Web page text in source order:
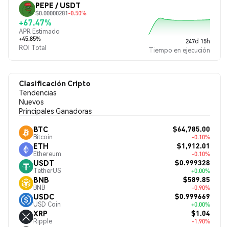
PEPE / USDT
$0.00000281-0.50%
+67.47%
APR Estimado
+45.85%
ROI Total
247d 15h
Tiempo en ejecución
Clasificación Cripto
Tendencias
Nuevos
Principales Ganadoras
BTC
Bitcoin
$64,785.00
-0.10%
ETH
Ethereum
$1,912.01
-0.10%
USDT
TetherUS
$0.999328
+0.00%
BNB
BNB
$589.85
-0.90%
USDC
USD Coin
$0.999669
+0.00%
XRP
Ripple
$1.04
-1.90%